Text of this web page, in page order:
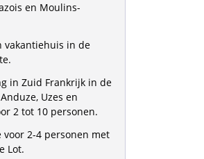
en Moulins-
vakantiehuis in de
in Zuid Frankrijk in de
Uzes en
2 tot 10 personen.
voor 2-4 personen met
Lot.